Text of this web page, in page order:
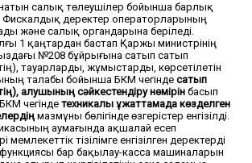
салық төлеушілер бойынша барлық
Фискалдық деректер операторларының
және салық органдарына беріледі.
1 қаңтардан бастап Қаржы министрінің
№208 бұйрығына сатып сатып
тауарларды, жұмыстарды, көрсетілетін
талабы бойынша БКМ чегінде сатып
алушының сәйкестендіру нөмірін басып
чегінде техникалық құжаттамада көзделген
мазмұны бөлігінде өзгерістер енгізілді.
аумағында ақшалай есеп
мемлекеттік тізілімге енгізілген деректерді
функциясы бар бақылау-касса машиналарын